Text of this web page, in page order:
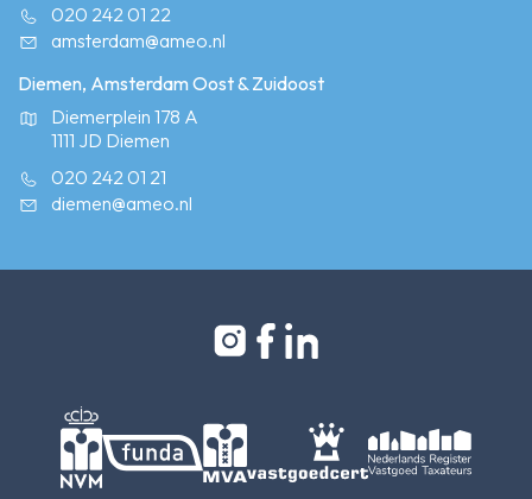
020 242 01 22
amsterdam@ameo.nl
Diemen, Amsterdam Oost & Zuidoost
Diemerplein 178 A
1111 JD Diemen
020 242 01 21
diemen@ameo.nl